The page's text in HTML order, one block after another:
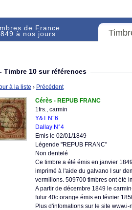
de France
à nos jours
- Timbre 10 sur références
à la liste › Précédent
Cérès - REPUB FRANC
1frs., carmin
Y&T N°6
Dallay N°4
Emis le 02/01/1849
Légende "REPUB FRANC"
Non dentelé
Ce timbre a été émis en janvier
imprimé à l'aide du galvano I sur
vermillons. 509700 timbres ont été
A partir de décembre 1849 le
futur 40c orange émis en février
Plus d'infomations sur le site